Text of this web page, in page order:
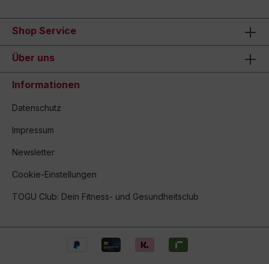
Shop Service
Über uns
Informationen
Datenschutz
Impressum
Newsletter
Cookie-Einstellungen
TOGU Club: Dein Fitness- und Gesundheitsclub